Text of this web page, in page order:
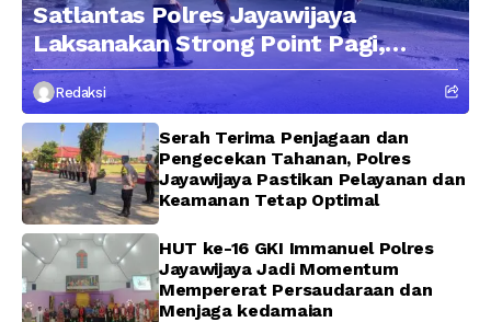
Satlantas Polres Jayawijaya
Laksanakan Strong Point Pagi,
Edukasi Pengendara dengan
Pendekatan Humanis
Redaksi
Serah Terima Penjagaan dan
Pengecekan Tahanan, Polres
Jayawijaya Pastikan Pelayanan dan
Keamanan Tetap Optimal
HUT ke-16 GKI Immanuel Polres
Jayawijaya Jadi Momentum
Mempererat Persaudaraan dan
Menjaga kedamaian